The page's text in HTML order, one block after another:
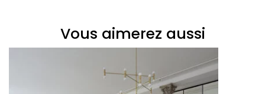
Vous aimerez aussi